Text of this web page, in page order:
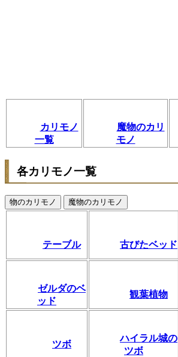
カリモノ
一覧
魔物のカリ
モノ
各カリモノ一覧
物のカリモノ 魔物のカリモノ
テーブル 古びたベッド
ゼルダのベ
ッド
観葉植物
ツボ
ハイラル城の
ツボ